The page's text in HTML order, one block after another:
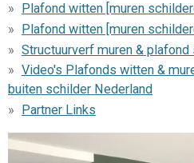
Plafond witten [muren
Plafond witten [muren
Structuurverf muren &
Video's Plafonds witten &
buiten schilder Nederland
Partner Links